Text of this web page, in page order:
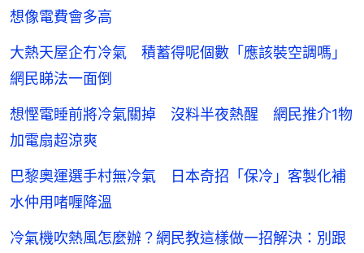
想像電費會多高
大熱天屋企冇冷氣 積蓄得呢個數「應該裝空調嗎」
網民睇法一面倒
想慳電睡前將冷氣關掉 沒料半夜熱醒 網民推介1物
加電扇超涼爽
巴黎奧運選手村無冷氣 日本奇招「保冷」客製化補
水仲用啫喱降溫
冷氣機吹熱風怎麼辦？網民教這樣做一招解決：別跟